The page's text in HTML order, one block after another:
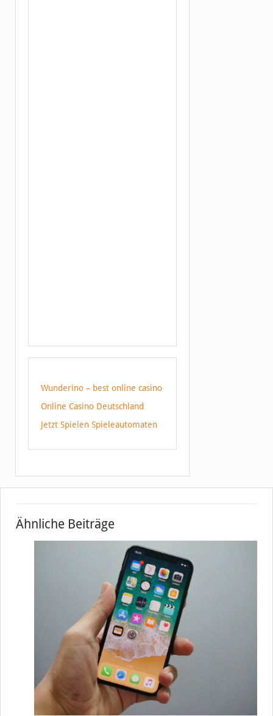
Wunderino – best online casino
Online Casino Deutschland
Jetzt Spielen Spieleautomaten
Ähnliche Beiträge